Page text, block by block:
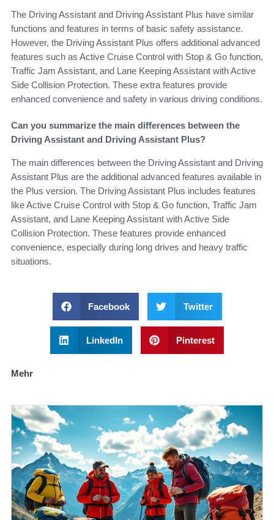
The Driving Assistant and Driving Assistant Plus have similar
functions and features in terms of basic safety assistance.
However, the Driving Assistant Plus offers additional advanced
features such as Active Cruise Control with Stop & Go function,
Traffic Jam Assistant, and Lane Keeping Assistant with Active
Side Collision Protection. These extra features provide
enhanced convenience and safety in various driving conditions.
Can you summarize the main differences between the
Driving Assistant and Driving Assistant Plus?
The main differences between the Driving Assistant and Driving
Assistant Plus are the additional advanced features available in
the Plus version. The Driving Assistant Plus includes features
like Active Cruise Control with Stop & Go function, Traffic Jam
Assistant, and Lane Keeping Assistant with Active Side
Collision Protection. These features provide enhanced
convenience, especially during long drives and heavy traffic
situations.
Facebook Twitter
LinkedIn Pinterest
Mehr